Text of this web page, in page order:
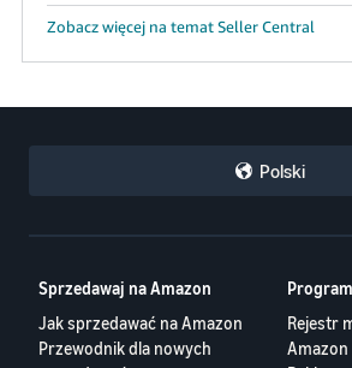
Zobacz więcej na temat Seller Central
Polski
Sprzedawaj na Amazon
Jak sprzedawać na Amazon
Przewodnik dla nowych
Rejestr
Amazon